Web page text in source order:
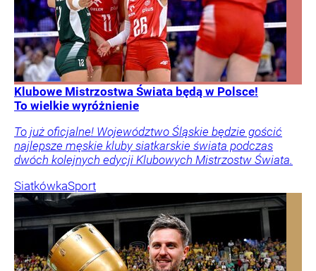
Klubowe Mistrzostwa Świata będą w Polsce!
To wielkie wyróżnienie
To już oficjalne! Województwo Śląskie będzie gościć
najlepsze męskie kluby siatkarskie świata podczas
dwóch kolejnych edycji Klubowych Mistrzostw Świata.
SiatkówkaSport